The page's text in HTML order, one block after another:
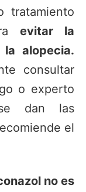
tratamiento
evitar la
la alopecia.
consultar
o experto
dan las
el
no es